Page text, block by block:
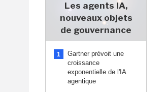
Les agents IA,
nouveaux objets
de gouvernance
1
Gartner prévoit une
croissance
exponentielle de l'IA
agentique